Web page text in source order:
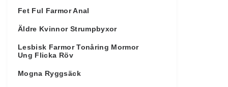
Fet Ful Farmor Anal
Äldre Kvinnor Strumpbyxor
Lesbisk Farmor Tonåring Mormor
Ung Flicka Röv
Mogna Ryggsäck